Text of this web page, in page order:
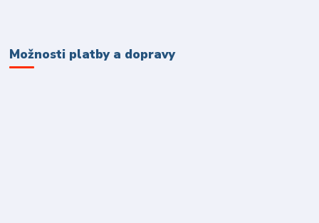
Možnosti platby a dopravy